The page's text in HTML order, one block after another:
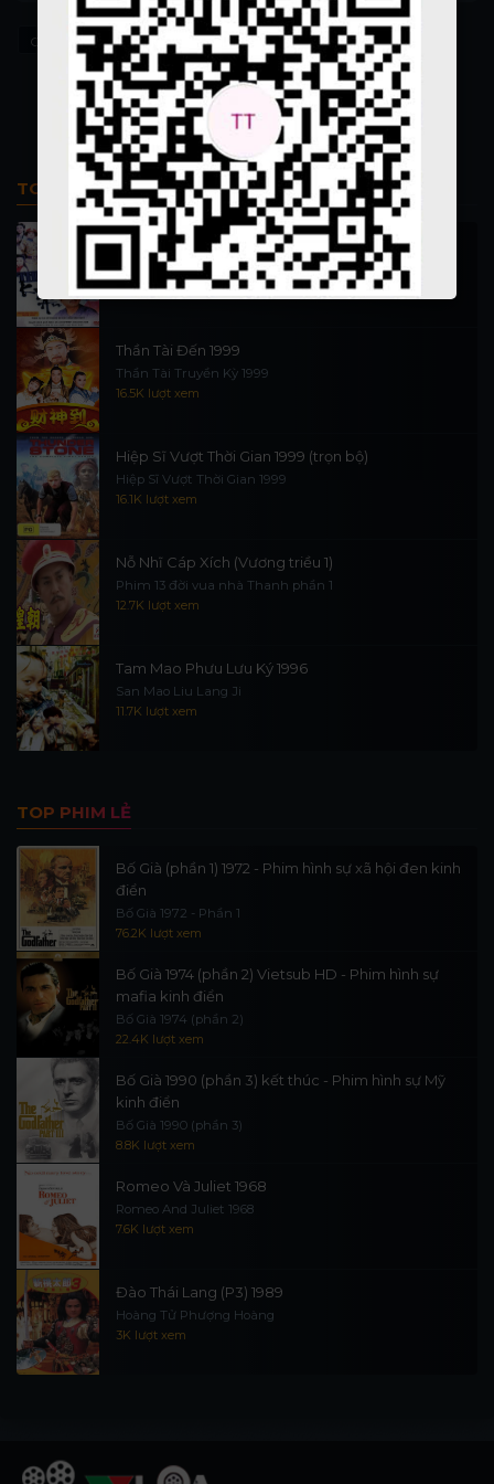
On the Waterfront Trên Bến Cảng
TOP PHIM BỘ
Thi Công Kỳ Án 1997
施公奇案 1997
90K lượt xem
Thần Tài Đến 1999
Thần Tài Truyền Kỳ 1999
16.5K lượt xem
Hiệp Sĩ Vượt Thời Gian 1999 (trọn bộ)
Hiệp Sĩ Vượt Thời Gian 1999
16.1K lượt xem
Nỗ Nhĩ Cáp Xích (Vương triều 1)
Phim 13 đời vua nhà Thanh phần 1
12.7K lượt xem
Tam Mao Phưu Lưu Ký 1996
San Mao Liu Lang Ji
11.7K lượt xem
TOP PHIM LẺ
Bố Già (phần 1) 1972 - Phim hình sự xã hội đen kinh
điển
Bố Già 1972 - Phần 1
76.2K lượt xem
Bố Già 1974 (phần 2) Vietsub HD - Phim hình sự
mafia kinh điển
Bố Già 1974 (phần 2)
22.4K lượt xem
Bố Già 1990 (phần 3) kết thúc - Phim hình sự Mỹ
kinh điển
Bố Già 1990 (phần 3)
8.8K lượt xem
Romeo Và Juliet 1968
Romeo And Juliet 1968
7.6K lượt xem
Đào Thái Lang (P3) 1989
Hoàng Tử Phượng Hoàng
3K lượt xem